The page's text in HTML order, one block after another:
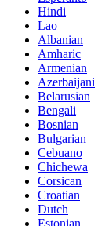
Hindi
Lao
Albanian
Amharic
Armenian
Azerbaijani
Belarusian
Bengali
Bosnian
Bulgarian
Cebuano
Chichewa
Corsican
Croatian
Dutch